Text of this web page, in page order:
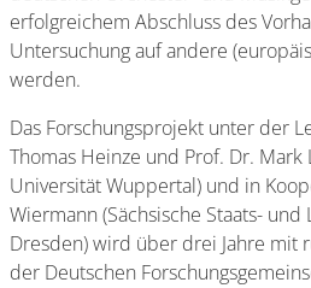
erfolgreichem Abschluss des
Untersuchung auf andere
werden.
Das Forschungsprojekt unter der
Thomas Heinze und Prof. Dr.
Universität Wuppertal) und in
Wiermann (Sächsische Staats-
Dresden) wird über drei Jahre mit
der Deutschen